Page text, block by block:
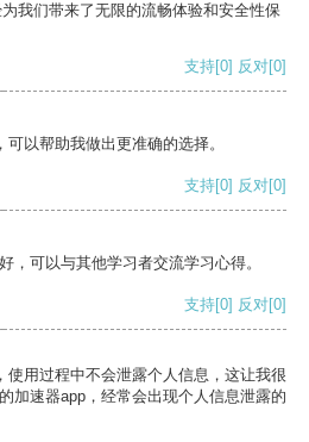
我们带来了无限的流畅体验和安全性保
支持[0] 反对[0]
以帮助我做出更准确的选择。
支持[0] 反对[0]
，可以与其他学习者交流学习心得。
支持[0] 反对[0]
使用过程中不会泄露个人信息，这让我很
加速器app，经常会出现个人信息泄露的